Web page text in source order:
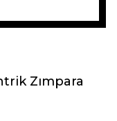
Zımpara